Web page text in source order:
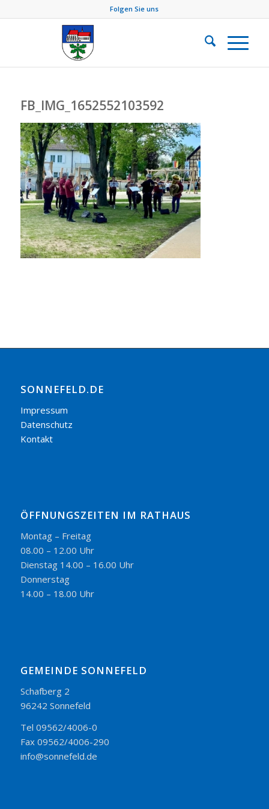
Folgen Sie uns
FB_IMG_1652552103592
SONNEFELD.DE
Impressum
Datenschutz
Kontakt
ÖFFNUNGSZEITEN IM RATHAUS
Montag – Freitag
08.00 – 12.00 Uhr
Dienstag 14.00 – 16.00 Uhr
Donnerstag
14.00 – 18.00 Uhr
GEMEINDE SONNEFELD
Schafberg 2
96242 Sonnefeld
Tel 09562/4006-0
Fax 09562/4006-290
info@sonnefeld.de